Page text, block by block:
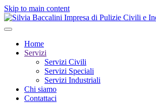
Skip to main content
Home
Servizi
Servizi Civili
Servizi Speciali
Servizi Industriali
Chi siamo
Contattaci